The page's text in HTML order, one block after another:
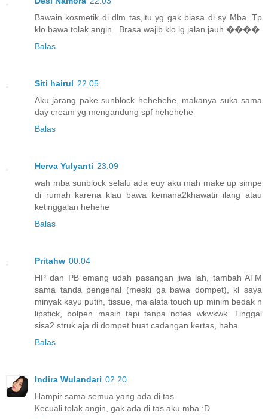
Bawain kosmetik di dlm tas,itu yg gak biasa di sy Mba .Tp
klo bawa tolak angin.. Brasa wajib klo lg jalan jauh ����
Balas
Siti hairul 22.05
Aku jarang pake sunblock hehehehe, makanya suka sama
day cream yg mengandung spf hehehehe
Balas
Herva Yulyanti 23.09
wah mba sunblock selalu ada euy aku mah make up simpe
di rumah karena klau bawa kemana2khawatir ilang atau
ketinggalan hehehe
Balas
Pritahw 00.04
HP dan PB emang udah pasangan jiwa lah, tambah ATM
sama tanda pengenal (meski ga bawa dompet), kl saya
minyak kayu putih, tissue, ma alata touch up minim bedak n
lipstick, bolpen masih tapi tanpa notes wkwkwk. Tinggal
sisa2 struk aja di dompet buat cadangan kertas, haha
Balas
Indira Wulandari 02.20
Hampir sama semua yang ada di tas.
Kecuali tolak angin, gak ada di tas aku mba :D